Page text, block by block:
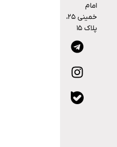
خمینی ۲۵،
پلاک ۱۵